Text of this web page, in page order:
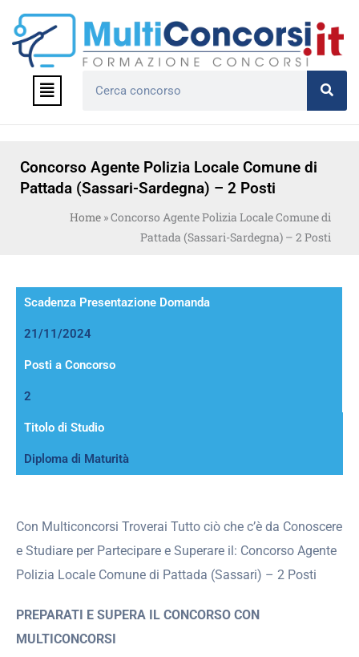
contenuto
Menu
Concorso Agente Polizia Locale Comune di
Pattada (Sassari-Sardegna) – 2 Posti
Home »Concorso Agente Polizia Locale Comune di
Pattada (Sassari-Sardegna) – 2 Posti
Scadenza Presentazione Domanda
21/11/2024
Posti a Concorso
2
Titolo di Studio
Diploma di Maturità
Con Multiconcorsi Troverai Tutto ciò che c’è da Conoscere
e Studiare per Partecipare e Superare il: Concorso Agente
Polizia Locale Comune di Pattada (Sassari) – 2 Posti
PREPARATI E SUPERA IL CONCORSO CON
MULTICONCORSI